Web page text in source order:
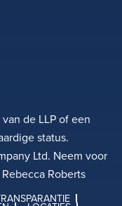
de LLP of een
status.
Ltd. Neem voor
Roberts